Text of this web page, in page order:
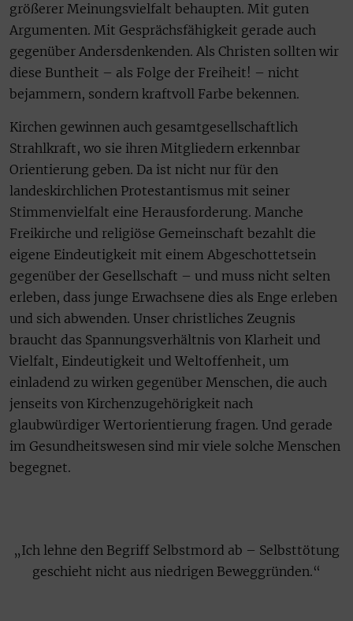
größerer Meinungsvielfalt behaupten. Mit guten
Argumenten. Mit Gesprächsfähigkeit gerade auch
gegenüber Andersdenkenden. Als Christen sollten wir
diese Buntheit – als Folge der Freiheit! – nicht
bejammern, sondern kraftvoll Farbe bekennen.
Kirchen gewinnen auch gesamtgesellschaftlich
Strahlkraft, wo sie ihren Mitgliedern erkennbar
Orientierung geben. Da ist nicht nur für den
landeskirchlichen Protestantismus mit seiner
Stimmenvielfalt eine Herausforderung. Manche
Freikirche und religiöse Gemeinschaft bezahlt die
eigene Eindeutigkeit mit einem Abgeschottetsein
gegenüber der Gesellschaft – und muss nicht selten
erleben, dass junge Erwachsene dies als Enge erleben
und sich abwenden. Unser christliches Zeugnis
braucht das Spannungsverhältnis von Klarheit und
Vielfalt, Eindeutigkeit und Weltoffenheit, um
einladend zu wirken gegenüber Menschen, die auch
jenseits von Kirchenzugehörigkeit nach
glaubwürdiger Wertorientierung fragen. Und gerade
im Gesundheitswesen sind mir viele solche Menschen
begegnet.
„Ich lehne den Begriff Selbstmord ab – Selbsttötung
geschieht nicht aus niedrigen Beweggründen.“